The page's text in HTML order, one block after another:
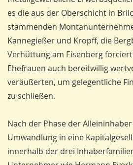
es die aus der Oberschicht in
stammenden
Kannegießer und Kropff, die
Verhüttung am Eisenberg
Ehefrauen auch bereitwillig
veräußerten, um gelegentliche
zu schließen.
Nach der Phase der
Umwandlung in eine
innerhalb der drei